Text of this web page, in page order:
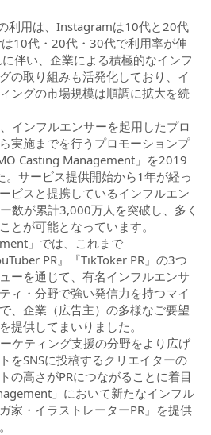
利用は、Instagramは10代と20代
10代・20代・30代で利用率が伸
伴い、企業による積極的なインフ
の取り組みも活発化しており、イ
ングの市場規模は順調に拡大を続
インフルエンサーを起用したプロ
実施までを行うプロモーションプ
Casting Management」を2019
サービス提供開始から1年が経っ
ビスと提携しているインフルエン
数が累計3,000万人を突破し、多く
とが可能となっています。
」では、これまで
PR』『TikToker PR』の3つ
ーを通じて、有名インフルエンサ
ィ・分野で強い発信力を持つマイ
、企業（広告主）の多様なご要望
提供してまいりました。
ケティング支援の分野をより広げ
をSNSに投稿するクリエイターの
の高さがPRにつながることに着目
」において新たなインフル
家・イラストレーターPR』を提供